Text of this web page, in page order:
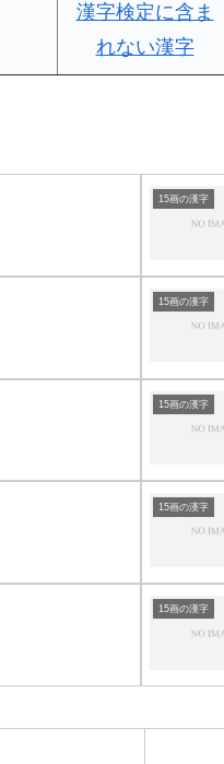
漢字検定に含ま
れない漢字
15画の漢字
15画の漢字
15画の漢字
15画の漢字
15画の漢字